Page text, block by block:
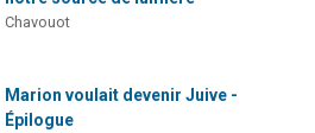
Chavouot
Marion voulait devenir Juive -
Épilogue